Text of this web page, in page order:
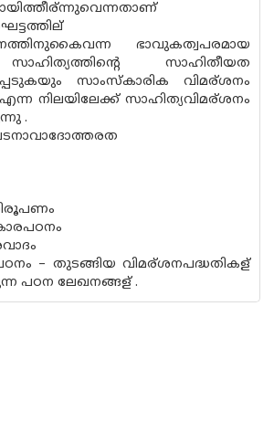
ഭാവുകത്വപരമായ
സാഹിതീയത
സാംസ്കാരിക വിമര്ശനം
എന്ന നിലയിലേക്ക് സാഹിത്യവിമര്ശനം
.
– തുടങ്ങിയ വിമര്ശനപദ്ധതികള്
പഠന ലേഖനങ്ങള് .